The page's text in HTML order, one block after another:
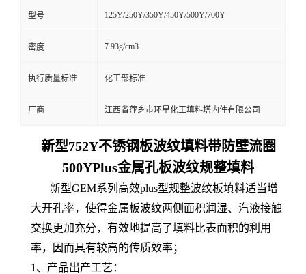
型号 125Y/250Y/350Y/450Y/500Y/700Y
密度 7.93g/cm3
执行质量标准 化工部标准
厂商 江西省萍乡市环星化工填料塔内件有限公司
新型752Y不锈钢板波纹填料带防壁流圈
500YPlus金属孔板波纹规整填料
新型GEM系列高效plus型规整波纹板填料适当增
大开孔率，使得金属板波纹两侧面积润湿、汽液接触
交换更加充分，有效地提高了填料比表面积的利用
率，因而具有较高的传质效率；
1、产品出产工艺：